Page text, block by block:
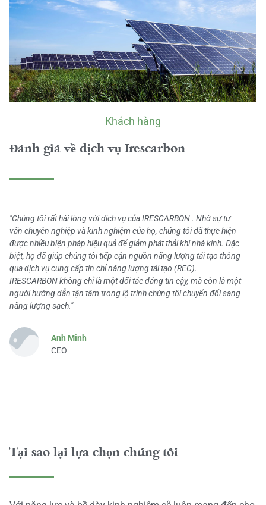
Khách hàng
Đánh giá về dịch vụ Irescarbon
"Chúng tôi rất hài lòng với dịch vụ của IRESCARBON . Nhờ sự tư
vấn chuyên nghiệp và kinh nghiệm của họ, chúng tôi đã thực hiện
được nhiều biện pháp hiệu quả để giảm phát thải khí nhà kính. Đặc
biệt, họ đã giúp chúng tôi tiếp cận nguồn năng lượng tái tạo thông
qua dịch vụ cung cấp tín chỉ năng lượng tái tạo (REC).
IRESCARBON không chỉ là một đối tác đáng tin cậy, mà còn là một
người hướng dẫn tận tâm trong lộ trình chúng tôi chuyển đổi sang
năng lượng sạch."
Anh Minh
CEO
Tại sao lại lựa chọn chúng tôi